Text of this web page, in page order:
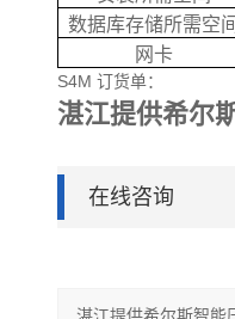
数据库存储所需空
网卡
S4M 订货单：
湛江提供希尔
在线咨询